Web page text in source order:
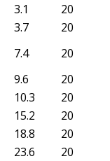
3.1
20
3.7
20
7.4
20
9.6
20
10.3
20
15.2
20
18.8
20
23.6
20